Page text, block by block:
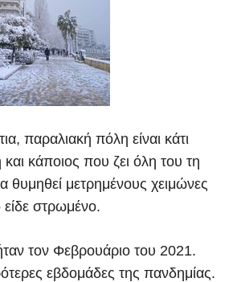
παραλιακή πόλη είναι κάτι
κάποιος που ζει όλη του τη
θυμηθεί μετρημένους χειμώνες
στρωμένο.
τον Φεβρουάριο του 2021.
εβδομάδες της πανδημίας.